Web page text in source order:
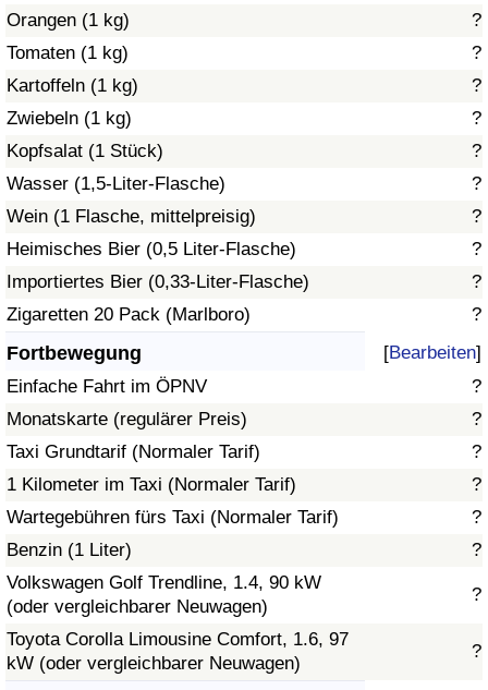
Orangen (1 kg)
?
Tomaten (1 kg)
?
Kartoffeln (1 kg)
?
Zwiebeln (1 kg)
?
Kopfsalat (1 Stück)
?
Wasser (1,5-Liter-Flasche)
?
Wein (1 Flasche, mittelpreisig)
?
Heimisches Bier (0,5 Liter-Flasche)
?
Importiertes Bier (0,33-Liter-Flasche)
?
Zigaretten 20 Pack (Marlboro)
?
Fortbewegung [Bearbeiten]
Einfache Fahrt im ÖPNV
?
Monatskarte (regulärer Preis)
?
Taxi Grundtarif (Normaler Tarif)
?
1 Kilometer im Taxi (Normaler Tarif)
?
Wartegebühren fürs Taxi (Normaler Tarif)
?
Benzin (1 Liter)
?
Volkswagen Golf Trendline, 1.4, 90 kW
(oder vergleichbarer Neuwagen)
?
Toyota Corolla Limousine Comfort, 1.6, 97
kW (oder vergleichbarer Neuwagen)
?
Verschmutzungsindex
Umweltverschmutzungs-Index nach Land
Verkehr
Verkehrs-Index
Verkehrs-Index (aktuell)
Verkehrs-Index nach Land